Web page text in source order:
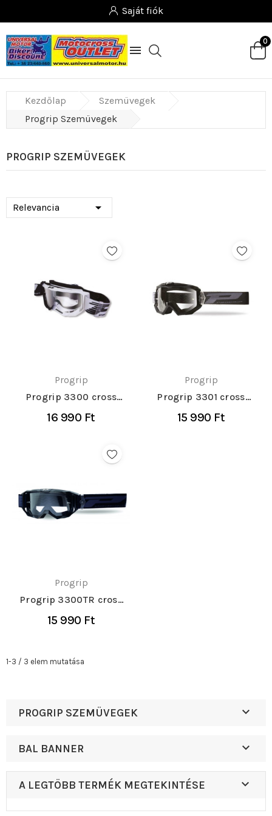
Saját fiók

0
Kezdőlap
Szemüvegek
Progrip Szemüvegek
PROGRIP SZEMÜVEGEK
Relevancia 
Progrip
Progrip 3300 cross
16 990 Ft
Progrip
Progrip 3301 cross
15 990 Ft
Progrip
Progrip 3300TR cross
15 990 Ft
1-3 / 3 elem mutatása
PROGRIP SZEMÜVEGEK 
BAL BANNER 
A LEGTÖBB TERMÉK MEGTEKINTÉSE 